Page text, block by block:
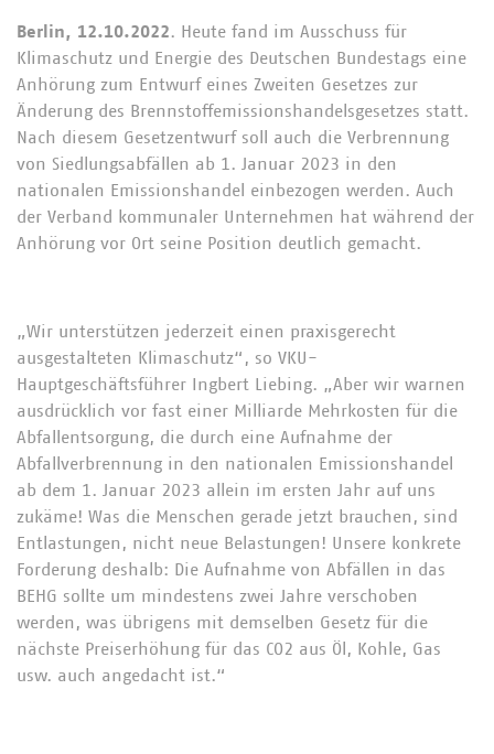
Berlin, 12.10.2022. Heute fand im Ausschuss für
Klimaschutz und Energie des Deutschen Bundestags eine
Anhörung zum Entwurf eines Zweiten Gesetzes zur
Änderung des Brennstoffemissionshandelsgesetzes statt.
Nach diesem Gesetzentwurf soll auch die Verbrennung
von Siedlungsabfällen ab 1. Januar 2023 in den
nationalen Emissionshandel einbezogen werden. Auch
der Verband kommunaler Unternehmen hat während der
Anhörung vor Ort seine Position deutlich gemacht.
„Wir unterstützen jederzeit einen praxisgerecht
ausgestalteten Klimaschutz“, so VKU-
Hauptgeschäftsführer Ingbert Liebing. „Aber wir warnen
ausdrücklich vor fast einer Milliarde Mehrkosten für die
Abfallentsorgung, die durch eine Aufnahme der
Abfallverbrennung in den nationalen Emissionshandel
ab dem 1. Januar 2023 allein im ersten Jahr auf uns
zukäme! Was die Menschen gerade jetzt brauchen, sind
Entlastungen, nicht neue Belastungen! Unsere konkrete
Forderung deshalb: Die Aufnahme von Abfällen in das
BEHG sollte um mindestens zwei Jahre verschoben
werden, was übrigens mit demselben Gesetz für die
nächste Preiserhöhung für das CO2 aus Öl, Kohle, Gas
usw. auch angedacht ist.“